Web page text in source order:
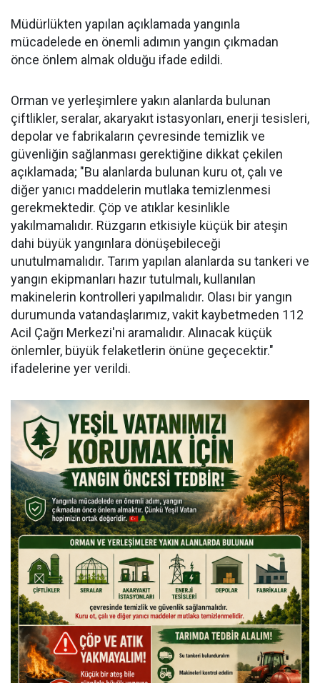
Müdürlükten yapılan açıklamada yangınla
mücadelede en önemli adımın yangın çıkmadan
önce önlem almak olduğu ifade edildi.
Orman ve yerleşimlere yakın alanlarda bulunan
çiftlikler, seralar, akaryakıt istasyonları, enerji tesisleri,
depolar ve fabrikaların çevresinde temizlik ve
güvenliğin sağlanması gerektiğine dikkat çekilen
açıklamada; "Bu alanlarda bulunan kuru ot, çalı ve
diğer yanıcı maddelerin mutlaka temizlenmesi
gerekmektedir. Çöp ve atıklar kesinlikle
yakılmamalıdır. Rüzgarın etkisiyle küçük bir ateşin
dahi büyük yangınlara dönüşebileceği
unutulmamalıdır. Tarım yapılan alanlarda su tankeri ve
yangın ekipmanları hazır tutulmalı, kullanılan
makinelerin kontrolleri yapılmalıdır. Olası bir yangın
durumunda vatandaşlarımız, vakit kaybetmeden 112
Acil Çağrı Merkezi'ni aramalıdır. Alınacak küçük
önlemler, büyük felaketlerin önüne geçecektir."
ifadelerine yer verildi.